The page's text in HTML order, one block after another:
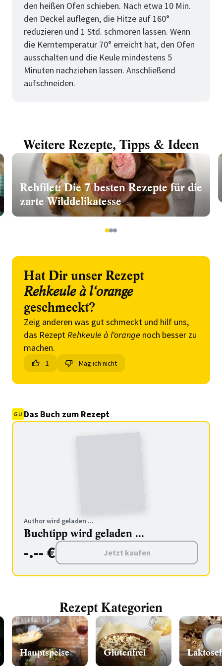
den heißen Ofen schieben. Nach etwa 10 Min.
den Deckel auflegen, die Hitze auf 160°
reduzieren und 1 Std. schmoren lassen. Wenn
die Kerntemperatur 70° erreicht hat, den Ofen
ausschalten und die Keule mindestens 5
Minuten nachziehen lassen. Anschließend
aufschneiden.
Weitere Rezepte, Tipps & Ideen
Rehfilet: Die 7 besten Rezepte für die
zarte Wilddelikatesse
123
Hat Dir unser Rezept
Rehkeule à l‘orange
geschmeckt?
Zeig anderen was gut schmeckt und hilf uns,
das RezeptRehkeule à l‘orange noch besser zu
machen.
1 Mag ich nicht
Das Buch zum Rezept
Author wird geladen ...
Buchtipp wird geladen ...
-.-- € Jetzt kaufen
Rezept Kategorien
Hauptspeise Glutenfrei